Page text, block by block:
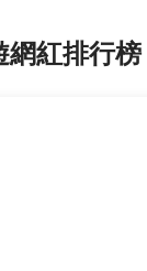
紅排行榜